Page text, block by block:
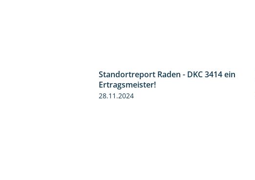
Standortreport Raden - DKC 3414 ein
Ertragsmeister!
28.11.2024